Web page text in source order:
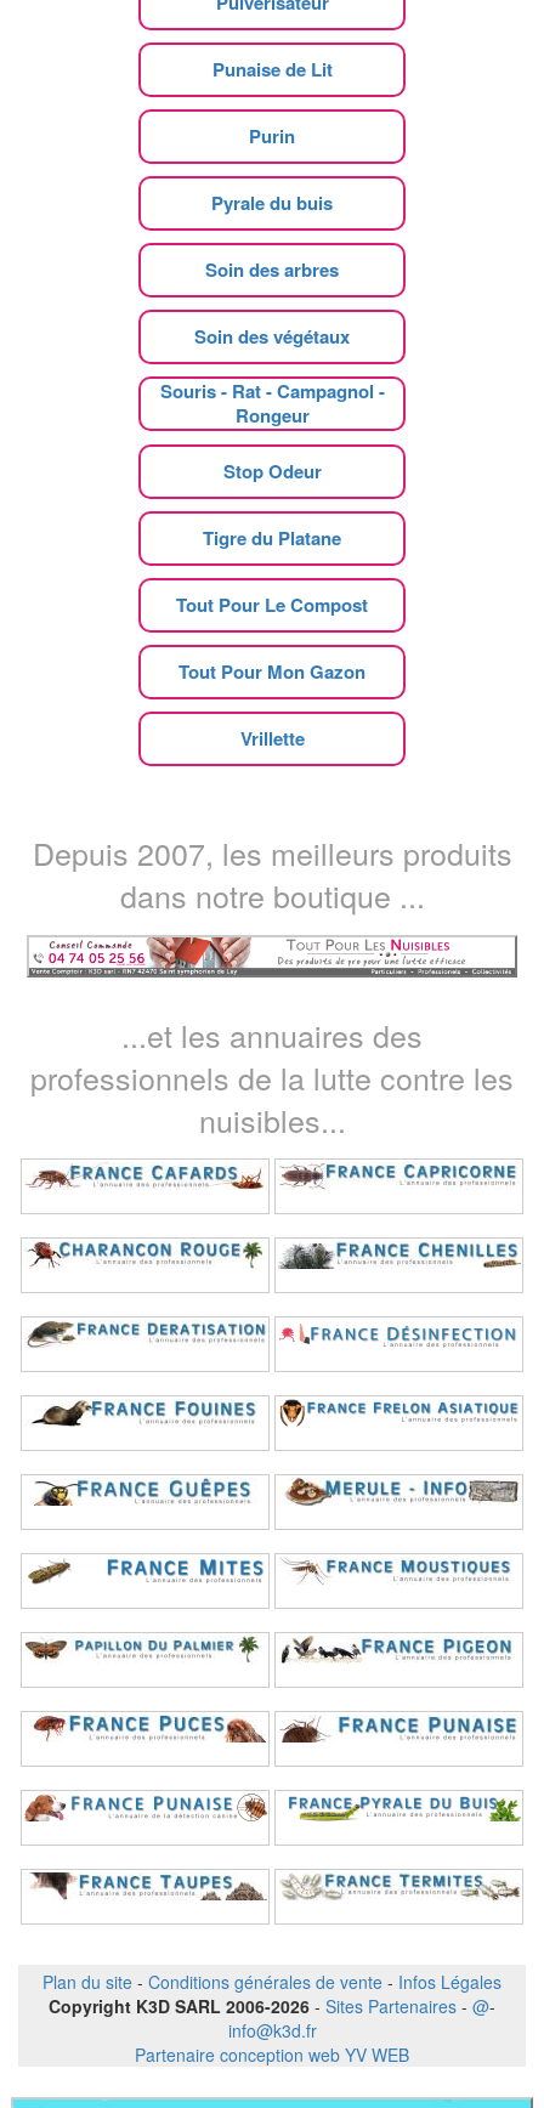
Punaise de Lit
Purin
Pyrale du buis
Soin des arbres
Soin des végétaux
Souris - Rat - Campagnol -
Rongeur
Stop Odeur
Tigre du Platane
Tout Pour Le Compost
Tout Pour Mon Gazon
Vrillette
Depuis 2007, les meilleurs produits
dans notre boutique ...
...et les annuaires des
professionnels de la lutte contre les
nuisibles...
Plan du site - Conditions générales de vente - Infos Légales
Copyright K3D SARL 2006-2026 - Sites Partenaires - @-
info@k3d.fr
Partenaire conception web YV WEB